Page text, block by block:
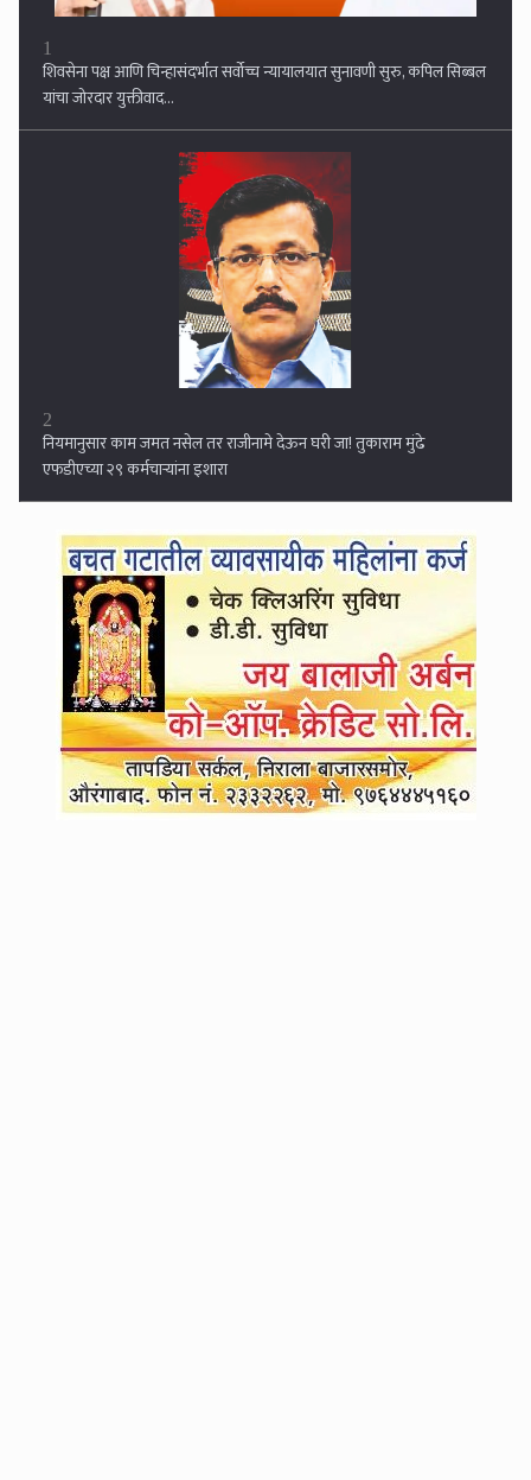
नियमानुसार काम जमत नसेल तर राजीनामे देऊन घरी जा! तुकाराम मुंढे
एफडीएच्या २९ कर्मचार्‍यांना इशारा
फडणवीस - शिंदे यांच्यावर हल्लाबोल !! कुणबी प्रमाणपत्र रद्द झाल्याने मनोज जरांगे
आक्रमक, बावनकुळेंच्या नार्को टेस्टची मागणी...